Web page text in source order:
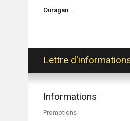
Ouragan...
Lettre d'informations
Informations
Promotions